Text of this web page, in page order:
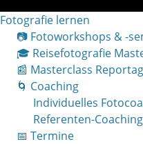
Fotografie lernen
📷 Fotoworkshops & -
🎓 Reisefotografie
📰 Masterclass
🌀 Coaching
Individuelles
Referenten-Coaching
📅 Termine